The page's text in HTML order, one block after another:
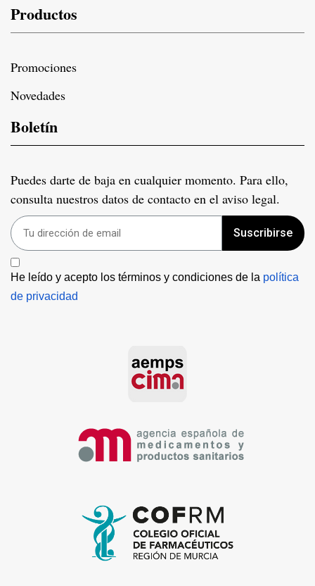
Productos
Promociones
Novedades
Boletín
Puedes darte de baja en cualquier momento. Para ello,
consulta nuestros datos de contacto en el aviso legal.
Suscribirse
He leído y acepto los términos y condiciones de la política
de privacidad